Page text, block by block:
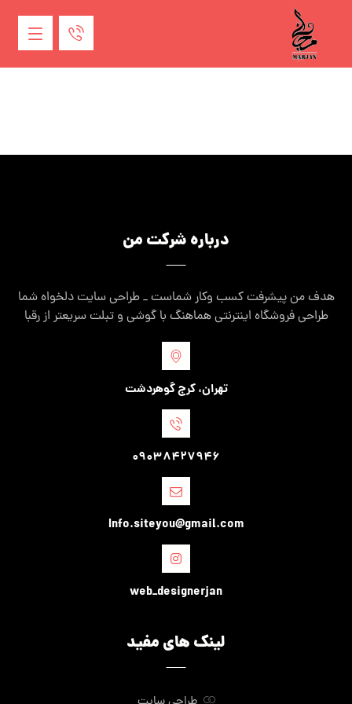
درباره شرکت من
هدف من پیشرفت کسب وکار شماست _ طراحی سایت دلخواه شما
طراحی فروشگاه اینترنتی هماهنگ با گوشی و تبلت سریعتر از رقبا
تهران، کرج گوهردشت
09038427946
Info.siteyou@gmail.com
web_designerjan
لینک های مفید